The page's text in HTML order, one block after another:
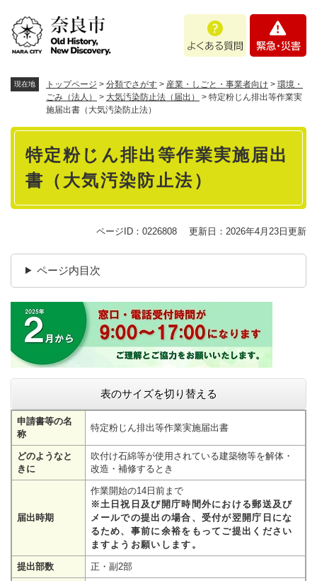
あ
問
・
現在地 トップページ > 分類でさがす > 産業・しごと・事業者向け > 環境・
ごみ（法人）
> 大気汚染防止法（届出） > 特定粉じん排出等作業実
施届出書（大気汚染防止法）
本
特定粉じん排出等作業実施届出
書（大気汚染防止法）
ページID：0226808 更新日：2026年4月23日更新
ページ内目次
表のサイズを切り替える
申請書等の名
称
特定粉じん排出等作業実施届出書
どのようなと
きに
吹付け石綿等が使用されている建築物等を解体・
改造・補修するとき
届出時期
作業開始の14日前まで
※土日祝日及び開庁時間外における郵送及び
メールでの提出の場合、受付が翌開庁日にな
るため、事前に余裕をもってご提出ください
ますようお願いします。
提出部数 正・副2部